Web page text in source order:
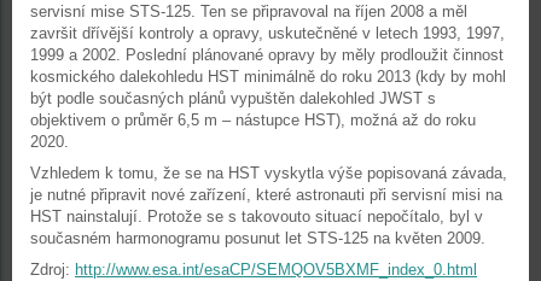
servisní mise STS-125. Ten se připravoval na říjen 2008 a měl
završit dřívější kontroly a opravy, uskutečněné v letech 1993, 1997,
1999 a 2002. Poslední plánované opravy by měly prodloužit činnost
kosmického dalekohledu HST minimálně do roku 2013 (kdy by mohl
být podle současných plánů vypuštěn dalekohled JWST s
objektivem o průměr 6,5 m – nástupce HST), možná až do roku
2020.
Vzhledem k tomu, že se na HST vyskytla výše popisovaná závada,
je nutné připravit nové zařízení, které astronauti při servisní misi na
HST nainstalují. Protože se s takovouto situací nepočítalo, byl v
současném harmonogramu posunut let STS-125 na květen 2009.
Zdroj: http://www.esa.int/esaCP/SEMQOV5BXMF_index_0.html